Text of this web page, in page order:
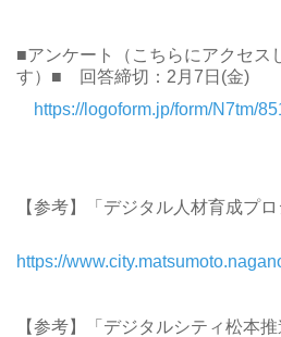
■アンケート（こちらにアクセス
す）■ 回答締切：2月7日(金)
https://logoform.jp/form/N7tm/
【参考】「デジタル人材育成プ
https://
【参考】「デジタルシティ松本